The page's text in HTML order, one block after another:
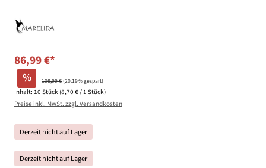
86,99 €*
% 108,99 €(20.19% gespart)
Inhalt: 10 Stück (8,70 € / 1 Stück)
Preise inkl. MwSt. zzgl. Versandkosten
Derzeit nicht auf Lager
Derzeit nicht auf Lager